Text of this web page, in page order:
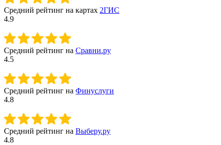
Средний рейтинг на картах 2ГИС
4.9
Средний рейтинг на Сравни.ру
4.5
Средний рейтинг на Финуслуги
4.8
Средний рейтинг на Выберу.ру
4.8